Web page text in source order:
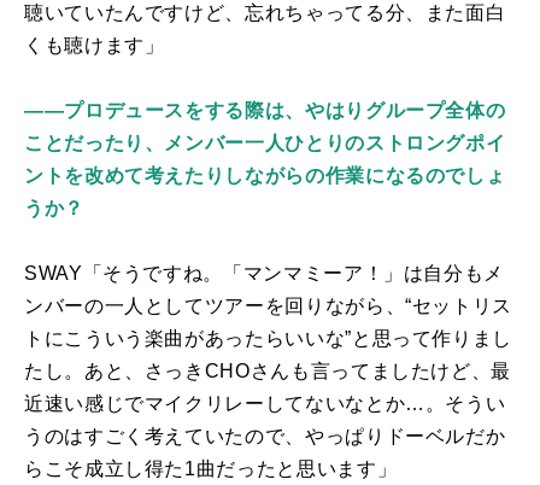
聴いていたんですけど、忘れちゃってる分、また面白
くも聴けます」
――プロデュースをする際は、やはりグループ全体の
ことだったり、メンバー一人ひとりのストロングポイ
ントを改めて考えたりしながらの作業になるのでしょ
うか？
SWAY「そうですね。「マンマミーア！」は自分もメ
ンバーの一人としてツアーを回りながら、“セットリス
トにこういう楽曲があったらいいな”と思って作りまし
たし。あと、さっきCHOさんも言ってましたけど、最
近速い感じでマイクリレーしてないなとか…。そうい
うのはすごく考えていたので、やっぱりドーベルだか
らこそ成立し得た 1曲だったと思います」